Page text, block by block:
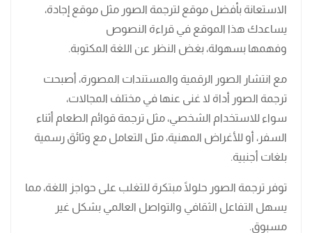
الاستعانة بأفضل موقع لترجمة الصور مثل موقع إجادة،
يساعدك هذا الموقع في قراءة النصوص
وفهمها بسهولة، بغض النظر عن اللغة المكتوبة.
مع انتشار الصور الرقمية والمستندات المصورة، أصبحت
ترجمة الصور أداة لا غنى عنها في مختلف المجالات،
سواء للاستخدام الشخصي، مثل ترجمة قوائم الطعام أثناء
السفر، أو للأغراض المهنية، مثل التعامل مع وثائق رسمية
بلغات أجنبية.
توفر ترجمة الصور حلولًا مبتكرة للتغلب على حواجز اللغة، مما
يسهل التفاعل الثقافي والتواصل العالمي بشكل غير
مسبوق.